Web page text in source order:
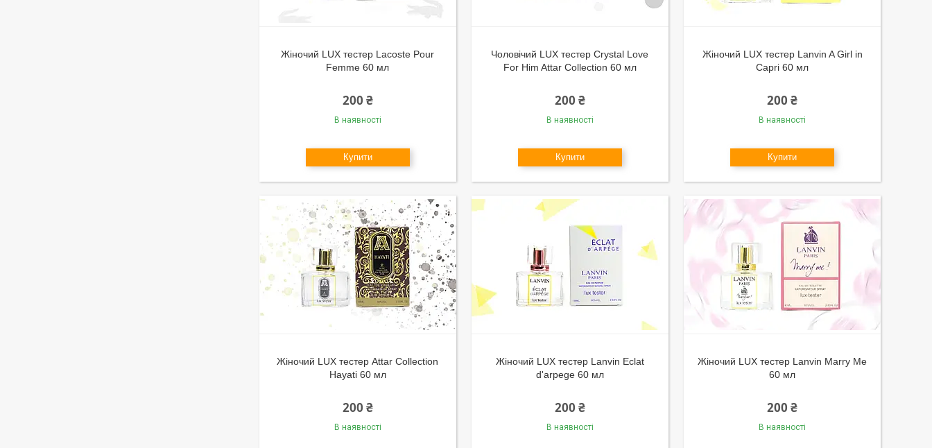
Жіночий LUX тестер Lacoste Pour
Femme 60 мл
200 ₴
В наявності
Купити
Чоловічий LUX тестер Crystal Love
For Him Attar Collection 60 мл
200 ₴
В наявності
Купити
Жіночий LUX тестер Lanvin A Girl in
Capri 60 мл
200 ₴
В наявності
Купити
Жіночий LUX тестер Attar Collection
Hayati 60 мл
200 ₴
В наявності
Жіночий LUX тестер Lanvin Eclat
d'arpege 60 мл
200 ₴
В наявності
Жіночий LUX тестер Lanvin Marry Me
60 мл
200 ₴
В наявності